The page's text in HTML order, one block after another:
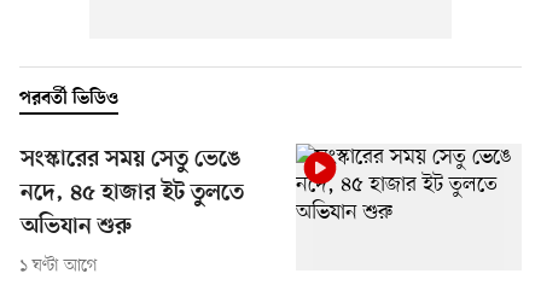
পরবর্তী ভিডিও
সংস্কারের সময় সেতু ভেঙে
নদে, ৪৫ হাজার ইট তুলতে
অভিযান শুরু
১ ঘণ্টা আগে